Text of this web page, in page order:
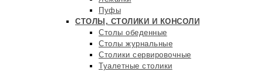
Пуфы
СТОЛЫ, СТОЛИКИ И КОНСОЛИ
Столы обеденные
Столы журнальные
Столики сервировочные
Туалетные столики